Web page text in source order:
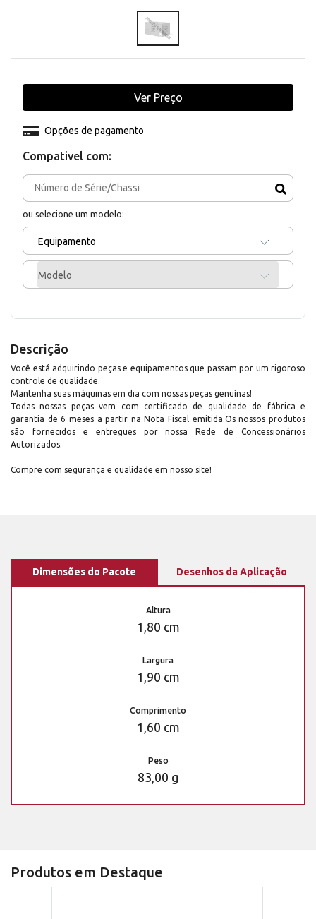
Compativel com:
ou selecione um modelo:
Equipamento
Modelo
Opções de pagamento
Ver Preço
Descrição
Você está adquirindo peças e equipamentos que passam por um rigoroso
controle de qualidade.
Mantenha suas máquinas em dia com nossas peças genuínas!
Todas nossas peças vem com certificado de qualidade de fábrica e
garantia de 6 meses a partir na Nota Fiscal emitida.Os nossos produtos
são fornecidos e entregues por nossa Rede de Concessionários
Autorizados.
Compre com segurança e qualidade em nosso site!
Dimensões do Pacote Desenhos da Aplicação
Altura
1,80 cm
Largura
1,90 cm
Comprimento
1,60 cm
Peso
83,00 g
Produtos em Destaque